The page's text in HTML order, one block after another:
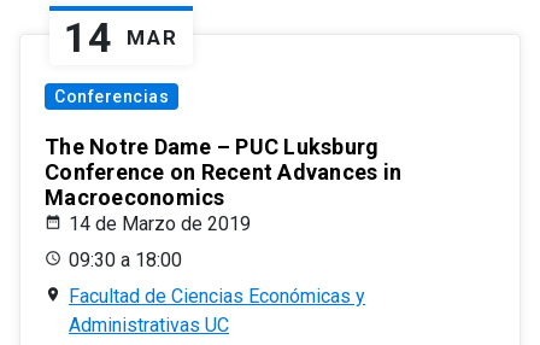
14 MAR
Conferencias
The Notre Dame – PUC Luksburg
Conference on Recent Advances in
Macroeconomics
14 de Marzo de 2019
09:30 a 18:00
Facultad de Ciencias Económicas y
Administrativas UC